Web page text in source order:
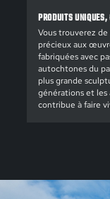
PRODUITS
Vous trouverez
précieux aux
fabriquées avec
autochtones du
plus grande
générations et les
contribue à faire